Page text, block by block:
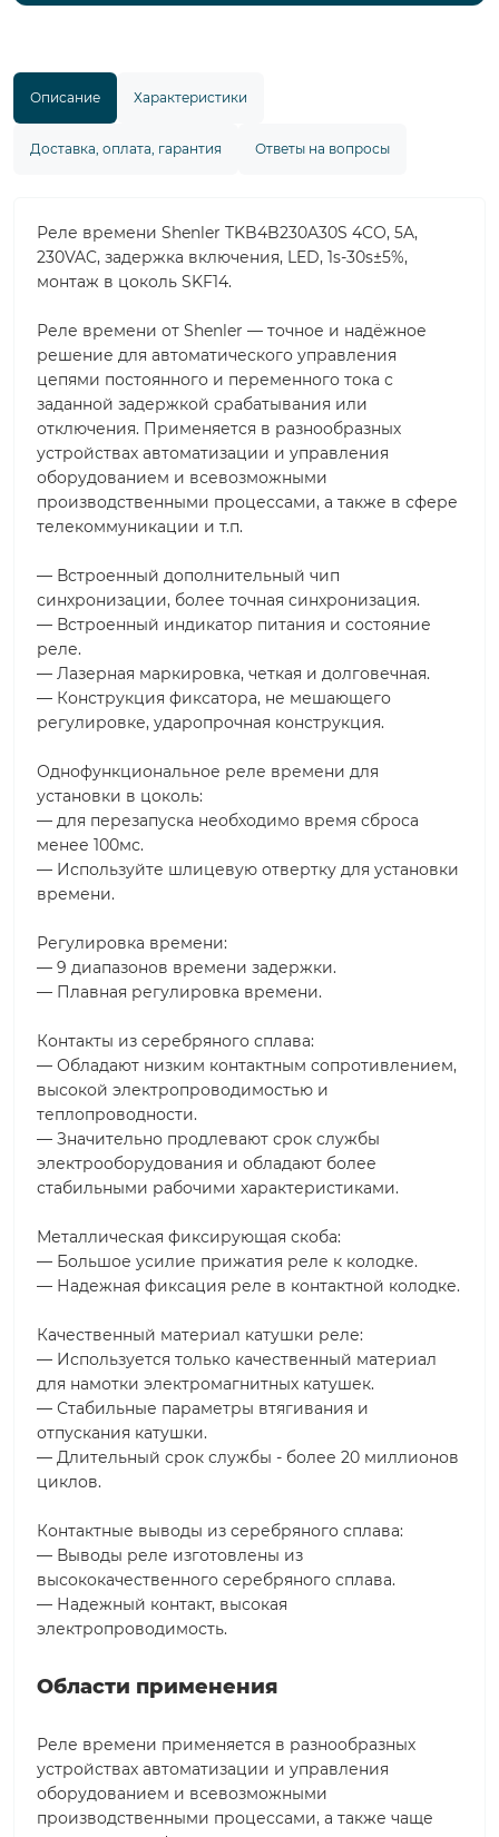
Описание Характеристики
Доставка, оплата, гарантия Ответы на вопросы
Реле времени Shenler TKB4B230A30S 4CO, 5A,
230VAC, задержка включения, LED, 1s-30s±5%,
монтаж в цоколь SKF14.
Реле времени от Shenler — точное и надёжное
решение для автоматического управления
цепями постоянного и переменного тока с
заданной задержкой срабатывания или
отключения. Применяется в разнообразных
устройствах автоматизации и управления
оборудованием и всевозможными
производственными процессами, а также в сфере
телекоммуникации и т.п.
— Встроенный дополнительный чип
синхронизации, более точная синхронизация.
— Встроенный индикатор питания и состояние
реле.
— Лазерная маркировка, четкая и долговечная.
— Конструкция фиксатора, не мешающего
регулировке, ударопрочная конструкция.
Однофункциональное реле времени для
установки в цоколь:
— для перезапуска необходимо время сброса
менее 100мс.
— Используйте шлицевую отвертку для установки
времени.
Регулировка времени:
— 9 диапазонов времени задержки.
— Плавная регулировка времени.
Контакты из серебряного сплава:
— Обладают низким контактным сопротивлением,
высокой электропроводимостью и
теплопроводности.
— Значительно продлевают срок службы
электрооборудования и обладают более
стабильными рабочими характеристиками.
Металлическая фиксирующая скоба:
— Большое усилие прижатия реле к колодке.
— Надежная фиксация реле в контактной колодке.
Качественный материал катушки реле:
— Используется только качественный материал
для намотки электромагнитных катушек.
— Стабильные параметры втягивания и
отпускания катушки.
— Длительный срок службы - более 20 миллионов
циклов.
Контактные выводы из серебряного сплава:
— Выводы реле изготовлены из
высококачественного серебряного сплава.
— Надежный контакт, высокая
электропроводимость.
Области применения
Реле времени применяется в разнообразных
устройствах автоматизации и управления
оборудованием и всевозможными
производственными процессами, а также чаще